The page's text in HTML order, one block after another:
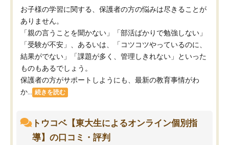
お子様の学習に関する、保護者の方の悩みは尽きることが
ありません。
「親の言うことを聞かない」「部活ばかりで勉強しない」
「受験が不安」、あるいは、「コツコツやっているのに、
結果がでない」「課題が多く、管理しきれない」といった
ものもあるでしょう。
保護者の方がサポートしようにも、最新の教育事情がわ
か...
続きを読む
トウコベ【東大生によるオンライン個別指
導】の口コミ・評判